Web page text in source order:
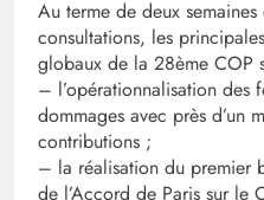
Au terme de deux
consultations, les
globaux de la 28ème COP
– l’opérationnalisation des
dommages avec près d’un
contributions ;
– la réalisation du premier
de l’Accord de Paris sur le